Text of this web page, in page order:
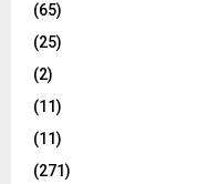
(65)
(25)
(2)
(11)
(11)
(271)